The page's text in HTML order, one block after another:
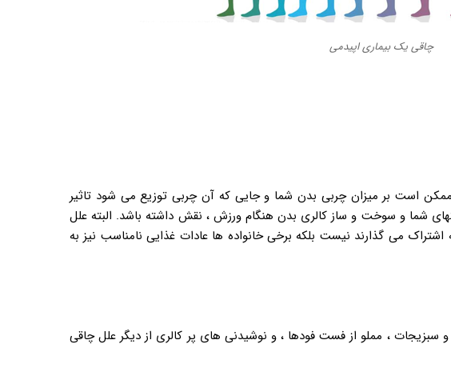
چاقی یک بیماری اپیدمی
است بر میزان چربی بدن شما و جایی که آن چربی توزیع می شود تاثیر
شما و سوخت و ساز کالری بدن هنگام ورزش ، نقش داشته باشد. البته علل
می گذارند نیست بلکه برخی خانواده ها عادات غذایی نامناسب نیز به
و سبزیجات ، مملو از فست فودها ، و نوشیدنی های پر کالری از دیگر علل چاقی